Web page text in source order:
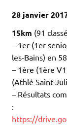
28 janvier
15km (91
– 1er (1er
les-Bains) en
– 1ère (1ère
(Athlé Saint-
– Résultats
:
https://